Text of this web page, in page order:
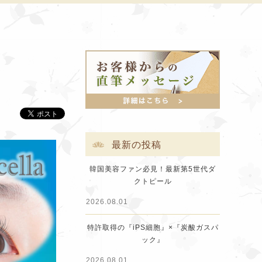
最新の投稿
韓国美容ファン必見！最新第5世代ダ
クトピール
2026.08.01
特許取得の『iPS細胞』×『炭酸ガスパ
ック』
2026.08.01